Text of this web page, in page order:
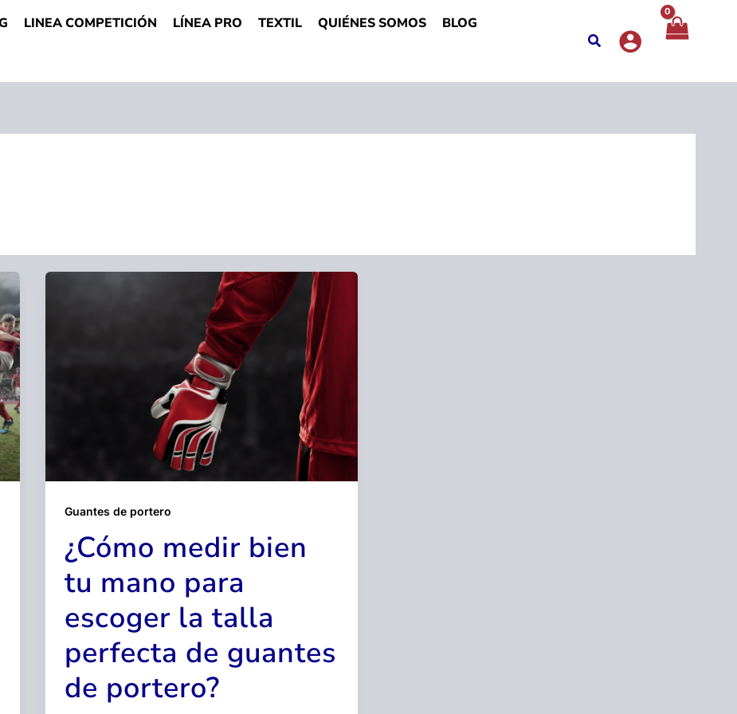
LINEA COMPETICIÓN LÍNEA PRO TEXTIL QUIÉNES SOMOS BLOG
Guantes de portero
¿Cómo medir bien
tu mano para
escoger la talla
perfecta de guantes
de portero?